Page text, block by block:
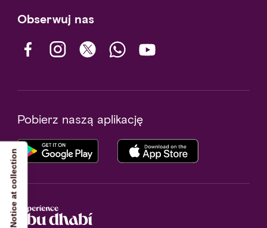
Obserwuj nas
Pobierz naszą aplikację
Notice at collection